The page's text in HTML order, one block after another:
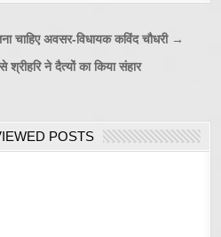
चाहिए अवसर-विधायक कविंद चौधरी →
ने दैत्यों का किया संहार
POSTS